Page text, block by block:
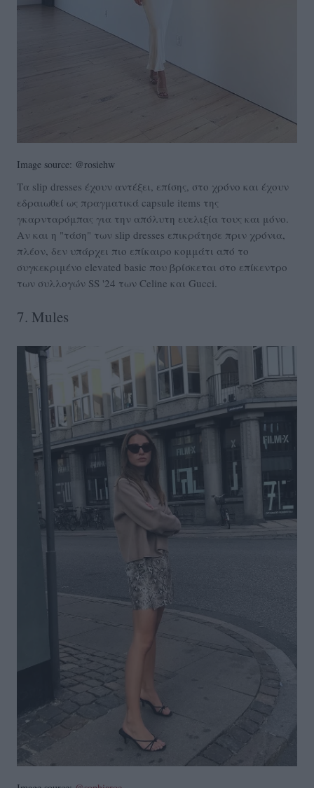
Image source: @rosiehw
Τα slip dresses έχουν αντέξει, επίσης, στο χρόνο και έχουν
εδραιωθεί ως πραγματικά capsule items της
γκαρνταρόμπας για την απόλυτη ευελιξία τους και μόνο.
Αν και η "τάση" των slip dresses επικράτησε πριν χρόνια,
πλέον, δεν υπάρχει πιο επίκαιρο κομμάτι από το
συγκεκριμένο elevated basic που βρίσκεται στο επίκεντρο
των συλλογών SS '24 των Celine και Gucci.
7. Mules